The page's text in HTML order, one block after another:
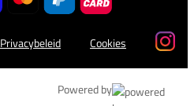
Privacybeleid Cookies
Powered by